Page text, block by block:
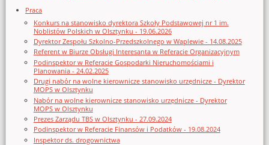
Praca
Konkurs na stanowisko dyrektora Szkoły Podstawowej nr 1 im.
Noblistów Polskich w Olsztynku - 19.06.2026
Dyrektor Zespołu Szkolno-Przedszkolnego w Waplewie - 14.08.2025
Referent w Biurze Obsługi Interesanta w Referacie Organizacyjnym
Podinspektor w Referacie Gospodarki Nieruchomościami i
Planowania - 24.02.2025
Drugi nabór na wolne kierownicze stanowisko urzędnicze - Dyrektor
MOPS w Olsztynku
Nabór na wolne kierownicze stanowisko urzędnicze - Dyrektor
MOPS w Olsztynku
Prezes Zarządu TBS w Olsztynku - 27.09.2024
Podinspektor w Referacie Finansów i Podatków - 19.08.2024
Inspektor ds. drogownictwa